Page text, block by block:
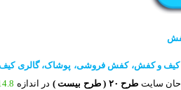
کیف و کفش، کفش فروشی، پوشاک، گالری
سایت طرح ۲۰ ( طرح بیست ) در اندازه 14.8 در 21